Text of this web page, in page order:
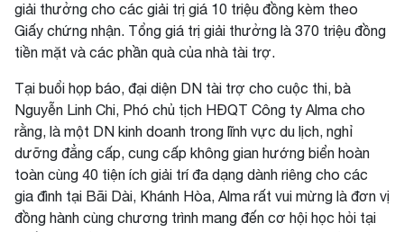
giải thưởng cho các giải trị giá 10 triệu đồng kèm theo
Giấy chứng nhận. Tổng giá trị giải thưởng là 370 triệu đồng
tiền mặt và các phần quà của nhà tài trợ.
Tại buổi họp báo, đại diện DN tài trợ cho cuộc thi, bà
Nguyễn Linh Chi, Phó chủ tịch HĐQT Công ty Alma cho
rằng, là một DN kinh doanh trong lĩnh vực du lịch, nghỉ
dưỡng đẳng cấp, cung cấp không gian hướng biển hoàn
toàn cùng 40 tiện ích giải trí đa dạng dành riêng cho các
gia đình tại Bãi Dài, Khánh Hòa, Alma rất vui mừng là đơn vị
đồng hành cùng chương trình mang đến cơ hội học hỏi tại